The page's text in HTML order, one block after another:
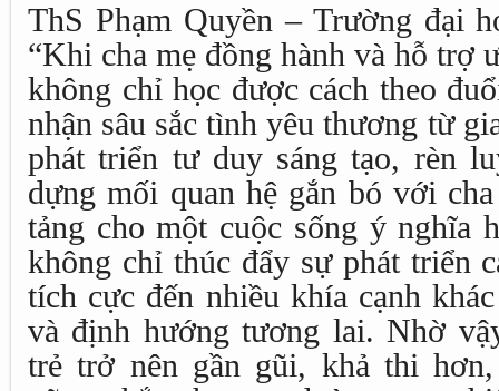
ThS Phạm Quyền – Trường đại
“Khi cha mẹ đồng hành và hỗ trợ
không chỉ học được cách theo
nhận sâu sắc tình yêu thương từ
phát triển tư duy sáng tạo, rèn
dựng mối quan hệ gắn bó với
tảng cho một cuộc sống ý nghĩa
không chỉ thúc đẩy sự phát triển
tích cực đến nhiều khía cạnh
và định hướng tương lai. Nhờ
trẻ trở nên gần gũi, khả thi